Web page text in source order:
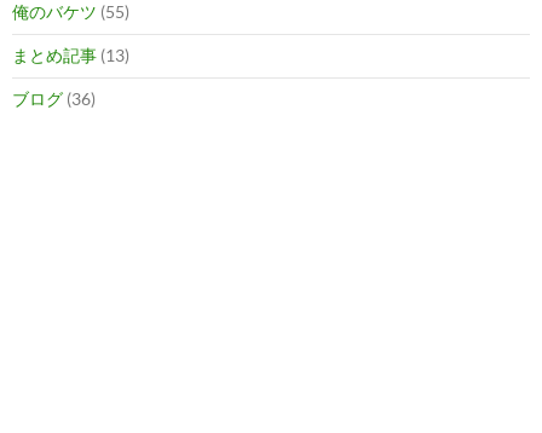
俺のバケツ (55)
まとめ記事 (13)
ブログ (36)